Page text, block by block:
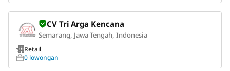
CV Tri Arga Kencana
Semarang, Jawa Tengah, Indonesia
Retail
0 lowongan